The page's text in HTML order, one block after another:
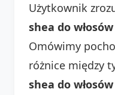
Użytkownik
shea do włosów
Omówimy
różnice między
shea do włosów